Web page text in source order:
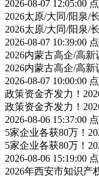
2026-08-07 12:05:00
2026太原/大同/阳泉/
2026太原/大同/阳泉/
2026-08-07 10:39:00
2026内蒙古高企/高
2026内蒙古高企/高
2026-08-07 10:00:00
政策资金齐发力！
政策资金齐发力！
2026-08-06 15:37:00
5家企业各获80万！
5家企业各获80万！
2026-08-06 15:19:00
2026年西安市知识